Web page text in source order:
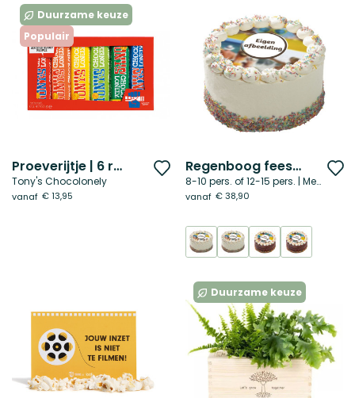
Duurzame keuze
Populair
Proeverijtje | 6 repen
Tony's Chocolonely
vanaf € 13,95
Voeg
toe
aan
verlanglijst
Regenboog feesttaart mix
8-10 pers. of 12-15 pers. | Met foto
vanaf € 38,90
Duurzame keuze